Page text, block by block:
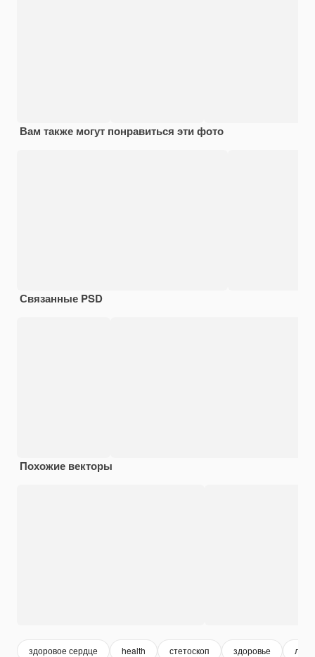
Вам также могут понравиться эти фото
Связанные PSD
Похожие векторы
здоровое сердце health стетоскоп здоровье